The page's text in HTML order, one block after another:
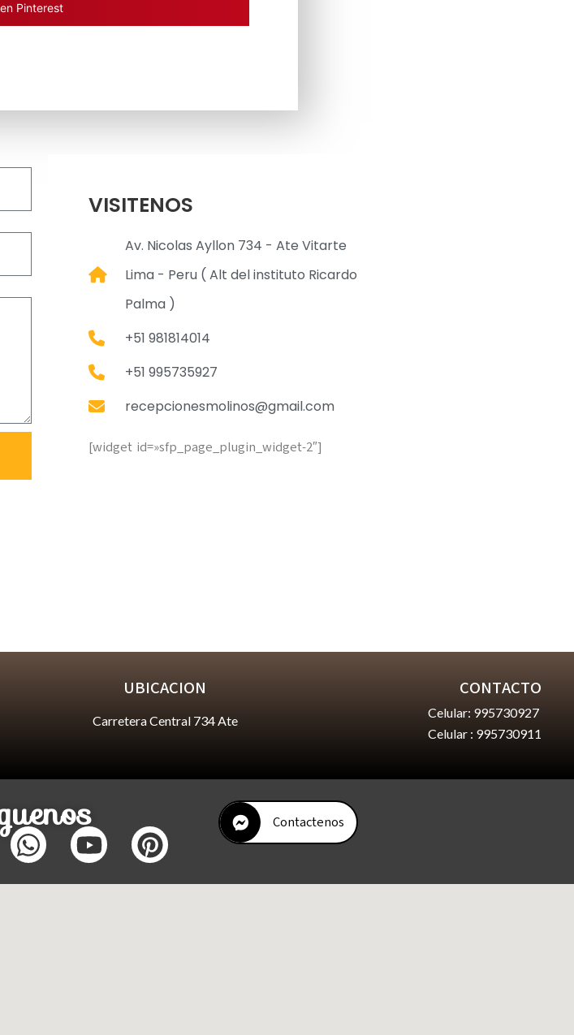
Pinterest
VISITENOS
Av. Nicolas Ayllon 734 - Ate Vitarte
Lima - Peru ( Alt del instituto Ricardo
Palma )
+51 981814014
+51 995735927
recepcionesmolinos@gmail.com
[widget id=»sfp_page_plugin_widget-2″]
UBICACION
Carretera Central 734 Ate
CONTACTO
Celular: 995730927
Celular : 995730911
Contactenos